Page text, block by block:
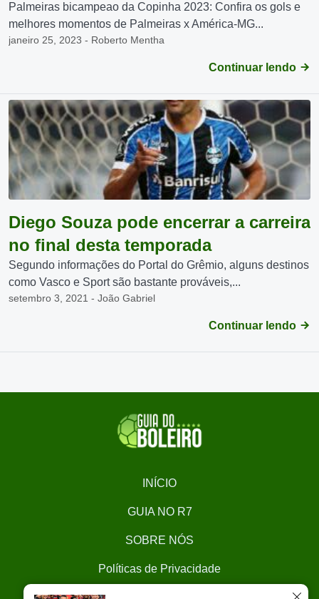
Palmeiras bicampeao da Copinha 2023: Confira os gols e
melhores momentos de Palmeiras x América-MG...
janeiro 25, 2023 - Roberto Mentha
Continuar lendo
Diego Souza pode encerrar a carreira
no final desta temporada
Segundo informações do Portal do Grêmio, alguns destinos
como Vasco e Sport são bastante prováveis,...
setembro 3, 2021 - João Gabriel
Continuar lendo
INÍCIO
GUIA NO R7
SOBRE NÓS
Políticas de Privacidade